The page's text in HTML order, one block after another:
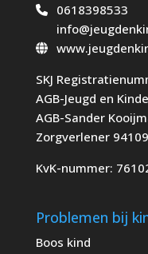
0618398533
SKJ
AGB-Jeugd en
AGB-Sander
Zorgverlener
KvK-nummer:
Problemen bij
Boos kind